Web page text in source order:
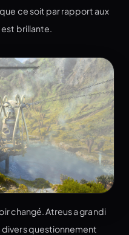
ce soit par rapport aux
est brillante.
changé. Atreus a grandi
questionnement